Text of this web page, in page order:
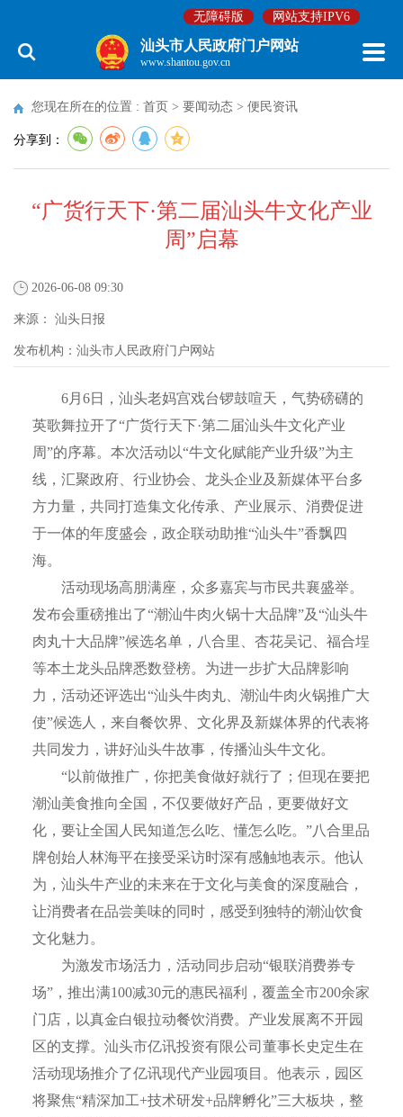
无障碍版 网站支持IPV6
汕头市人民政府门户网站
www.shantou.gov.cn
您现在所在的位置 : 首页 > 要闻动态 > 便民资讯
分享到：
“广货行天下·第二届汕头牛文化产业
周”启幕
2026-06-08 09:30
来源： 汕头日报
发布机构： 汕头市人民政府门户网站
6月6日，汕头老妈宫戏台锣鼓喧天，气势磅礴的
英歌舞拉开了“广货行天下·第二届汕头牛文化产业
周”的序幕。本次活动以“牛文化赋能产业升级”为主
线，汇聚政府、行业协会、龙头企业及新媒体平台多
方力量，共同打造集文化传承、产业展示、消费促进
于一体的年度盛会，政企联动助推“汕头牛”香飘四
海。
活动现场高朋满座，众多嘉宾与市民共襄盛举。
发布会重磅推出了“潮汕牛肉火锅十大品牌”及“汕头牛
肉丸十大品牌”候选名单，八合里、杏花吴记、福合埕
等本土龙头品牌悉数登榜。为进一步扩大品牌影响
力，活动还评选出“汕头牛肉丸、潮汕牛肉火锅推广大
使”候选人，来自餐饮界、文化界及新媒体界的代表将
共同发力，讲好汕头牛故事，传播汕头牛文化。
“以前做推广，你把美食做好就行了；但现在要把
潮汕美食推向全国，不仅要做好产品，更要做好文
化，要让全国人民知道怎么吃、懂怎么吃。”八合里品
牌创始人林海平在接受采访时深有感触地表示。他认
为，汕头牛产业的未来在于文化与美食的深度融合，
让消费者在品尝美味的同时，感受到独特的潮汕饮食
文化魅力。
为激发市场活力，活动同步启动“银联消费券专
场”，推出满100减30元的惠民福利，覆盖全市200余家
门店，以真金白银拉动餐饮消费。产业发展离不开园
区的支撑。汕头市亿讯投资有限公司董事长史定生在
活动现场推介了亿讯现代产业园项目。他表示，园区
将聚焦“精深加工+技术研发+品牌孵化”三大板块，整